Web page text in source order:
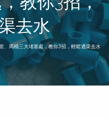
去水
、馬桶三大堵塞處，教你3招，輕鬆通渠去水